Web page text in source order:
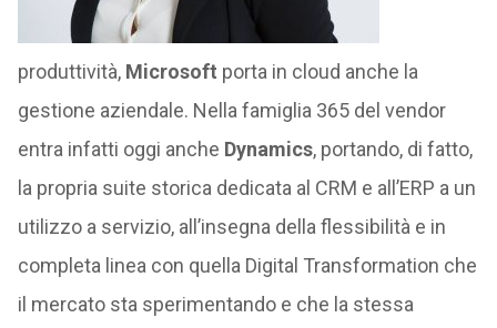
produttività, Microsoft porta in cloud anche la
gestione aziendale. Nella famiglia 365 del vendor
entra infatti oggi anche Dynamics, portando, di fatto,
la propria suite storica dedicata al CRM e all’ERP a un
utilizzo a servizio, all’insegna della flessibilità e in
completa linea con quella Digital Transformation che
il mercato sta sperimentando e che la stessa